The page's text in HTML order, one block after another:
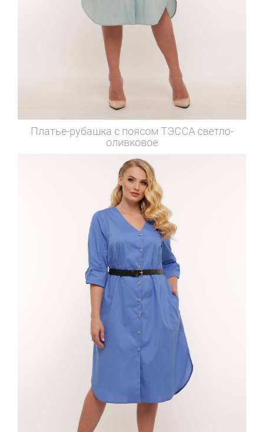
Платье-рубашка с поясом ТЭССА светло-
оливковое